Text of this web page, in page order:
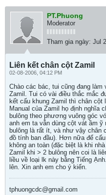
PT.Phuong
Moderator
Tham gia ngày: Jul
Liên kết chân cột Zamil
02-08-2006, 04:12 PM
Chào các bác, tui cũng đang
Zamil. Tui có vài điều thắc mắc
kết cấu khung Zamil thì chân
Manual của Zamil họ định nghĩa
bulông theo phương vuông góc
anh em ta vẫn dùng cột vát ầm
bulông là rất ít, và như vậy
đồ tính ban đầu). Hơn nữa để
không an toàn (đặc biệt là khi
Zamil khi > 2 bulông nên coi là
liều về loại lk này bằng Tiếng
lên. Xin anh em cho ý kiến.
tphuongcdc@gmail.com